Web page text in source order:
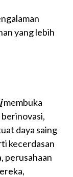
yang lebih
membuka
daya saing
kecerdasan
perusahaan